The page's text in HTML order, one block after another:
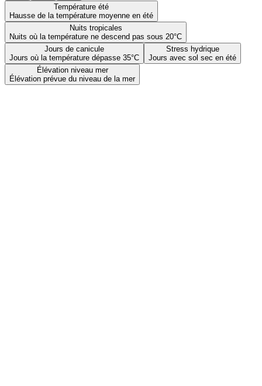
Température été
Hausse de la température moyenne en été
Nuits tropicales
Nuits où la température ne descend pas sous 20°C
Jours de canicule
Jours où la température dépasse 35°C
Stress hydrique
Jours avec sol sec en été
Élévation niveau mer
Élévation prévue du niveau de la mer